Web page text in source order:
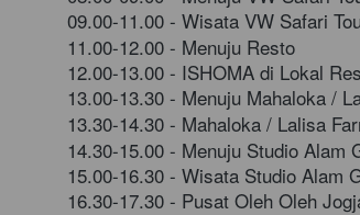
09.00-11.00 - Wisata VW Safari
11.00-12.00 - Menuju Resto
12.00-13.00 - ISHOMA di Lokal
13.00-13.30 - Menuju Mahaloka /
13.30-14.30 - Mahaloka / Lalisa
14.30-15.00 - Menuju Studio Alam
15.00-16.30 - Wisata Studio Alam
16.30-17.30 - Pusat Oleh Oleh